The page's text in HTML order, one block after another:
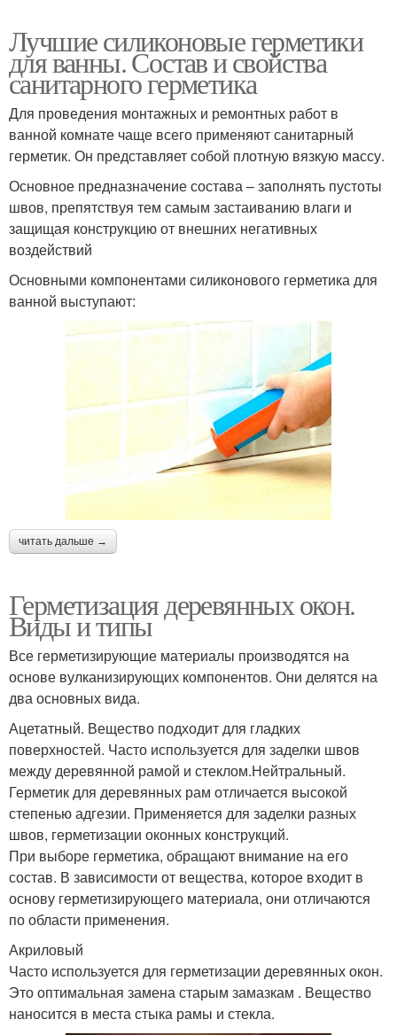
Лучшие силиконовые герметики
для ванны. Состав и свойства
санитарного герметика
Для проведения монтажных и ремонтных работ в
ванной комнате чаще всего применяют санитарный
герметик. Он представляет собой плотную вязкую массу.
Основное предназначение состава – заполнять пустоты
швов, препятствуя тем самым застаиванию влаги и
защищая конструкцию от внешних негативных
воздействий
Основными компонентами силиконового герметика для
ванной выступают:
читать дальше →
Герметизация деревянных окон.
Виды и типы
Все герметизирующие материалы производятся на
основе вулканизирующих компонентов. Они делятся на
два основных вида.
Ацетатный. Вещество подходит для гладких
поверхностей. Часто используется для заделки швов
между деревянной рамой и стеклом.Нейтральный.
Герметик для деревянных рам отличается высокой
степенью адгезии. Применяется для заделки разных
швов, герметизации оконных конструкций.
При выборе герметика, обращают внимание на его
состав. В зависимости от вещества, которое входит в
основу герметизирующего материала, они отличаются
по области применения.
Акриловый
Часто используется для герметизации деревянных окон.
Это оптимальная замена старым замазкам . Вещество
наносится в места стыка рамы и стекла.